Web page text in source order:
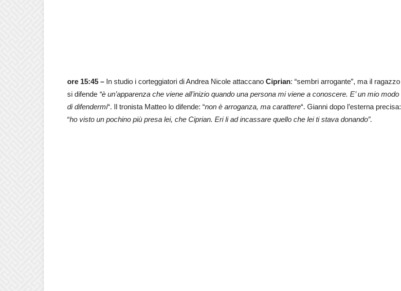
ore 15:45 – In studio i corteggiatori di Andrea Nicole attaccano Ciprian: “sembri arrogante”, ma il ragazzo
si difende “è un’apparenza che viene all’inizio quando una persona mi viene a conoscere. E’ un mio modo
di difendermi“. Il tronista Matteo lo difende: “non è arroganza, ma carattere“. Gianni dopo l’esterna precisa:
“ho visto un pochino più presa lei, che Ciprian. Eri li ad incassare quello che lei ti stava donando”.